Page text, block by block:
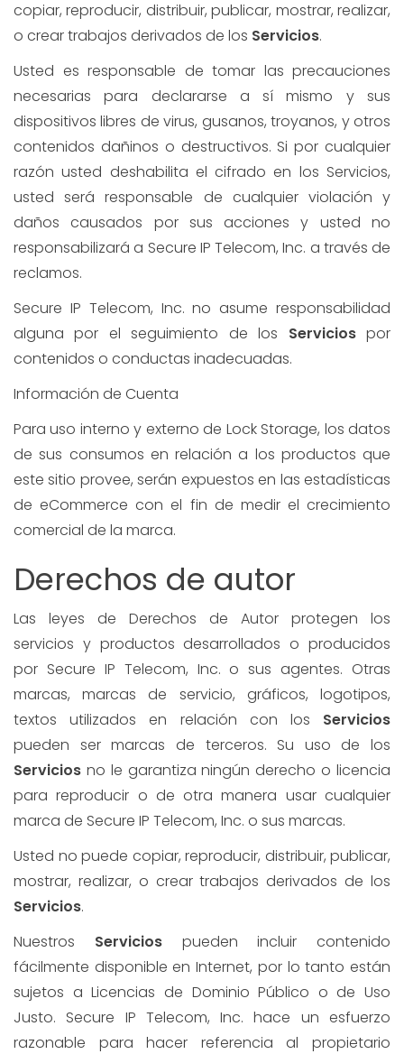
copiar, reproducir, distribuir, publicar, mostrar, realizar,
o crear trabajos derivados de los Servicios.
Usted es responsable de tomar las precauciones
necesarias para declararse a sí mismo y sus
dispositivos libres de virus, gusanos, troyanos, y otros
contenidos dañinos o destructivos. Si por cualquier
razón usted deshabilita el cifrado en los Servicios,
usted será responsable de cualquier violación y
daños causados por sus acciones y usted no
responsabilizará a Secure IP Telecom, Inc. a través de
reclamos.
Secure IP Telecom, Inc. no asume responsabilidad
alguna por el seguimiento de los Serviciospor
contenidos o conductas inadecuadas.
Información de Cuenta
Para uso interno y externo de Lock Storage, los datos
de sus consumos en relación a los productos que
este sitio provee, serán expuestos en las estadísticas
de eCommerce con el fin de medir el crecimiento
comercial de la marca.
Derechos de autor
Las leyes de Derechos de Autor protegen los
servicios y productos desarrollados o producidos
por Secure IP Telecom, Inc. o sus agentes. Otras
marcas, marcas de servicio, gráficos, logotipos,
textos utilizados en relación con los Servicios
pueden ser marcas de terceros. Su uso de los
Servicios no le garantiza ningún derecho o licencia
para reproducir o de otra manera usar cualquier
marca de Secure IP Telecom, Inc. o sus marcas.
Usted no puede copiar, reproducir, distribuir, publicar,
mostrar, realizar, o crear trabajos derivados de los
Servicios.
Nuestros Serviciospueden incluir contenido
fácilmente disponible en Internet, por lo tanto están
sujetos a Licencias de Dominio Público o de Uso
Justo. Secure IP Telecom, Inc. hace un esfuerzo
razonable para hacer referencia al propietario